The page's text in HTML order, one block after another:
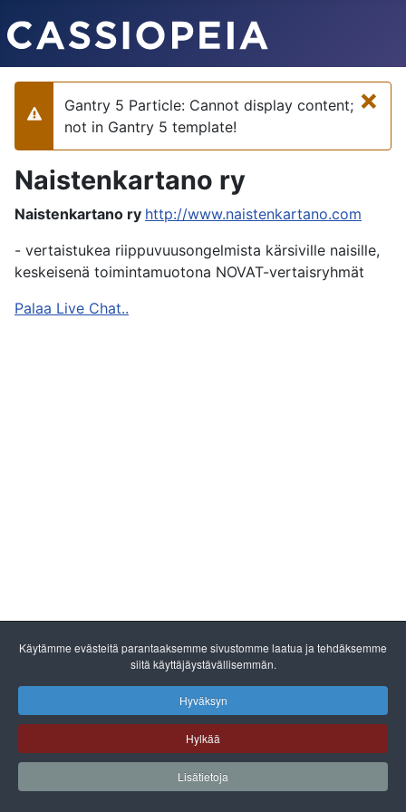
×
Varoitus
Gantry 5 Particle: Cannot display content;
not in Gantry 5 template!
Naistenkartano ry
Naistenkartano ry http://www.naistenkartano.com
- vertaistukea riippuvuusongelmista kärsiville naisille,
keskeisenä toimintamuotona NOVAT-vertaisryhmät
Palaa Live Chat..
Käytämme evästeitä parantaaksemme sivustomme laatua ja tehdäksemme
siitä käyttäjäystävällisemmän.
Hyväksyn
Hylkää
Lisätietoja